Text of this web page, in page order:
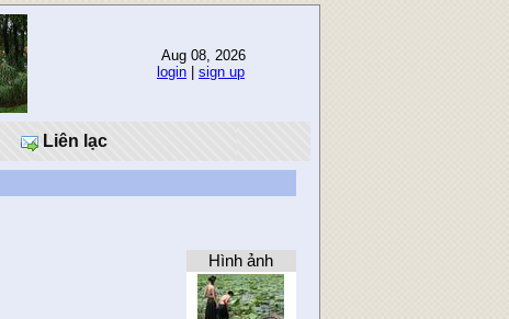
Aug 08, 2026
login
sign up
Liên lạc
Hình ảnh